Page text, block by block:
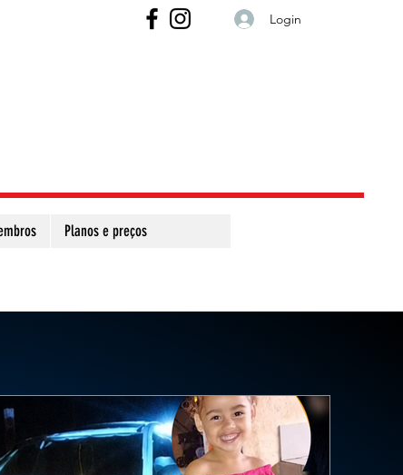
Login
Planos e preços